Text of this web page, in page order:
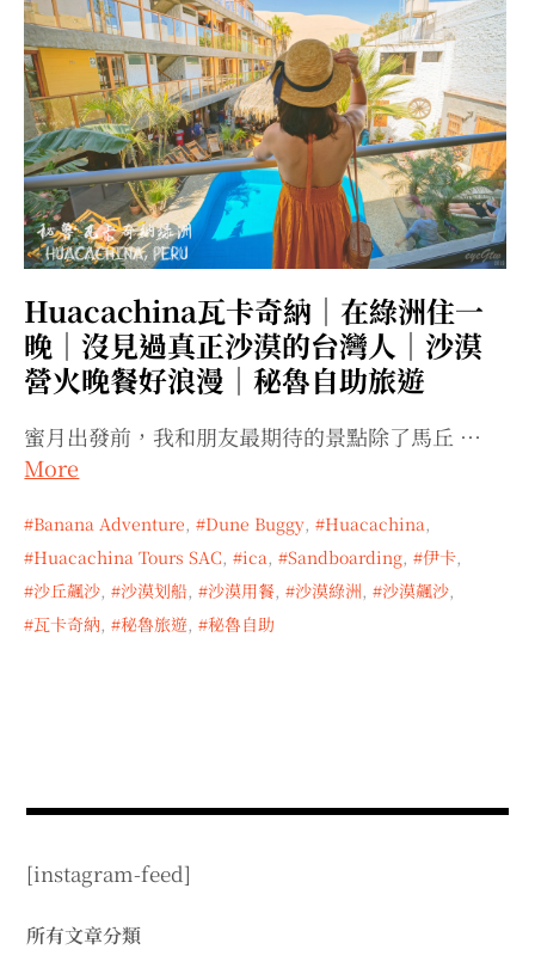
child
menu
child
menu
child
menu
child
menu
child
menu
child
menu
child
menu
國內旅遊 child
menu
child
menu
child
menu
child
menu
child
menu
child
menu
child
menu
child
menu
child
child
menu
child
child
menu
menu
menu
menu
店家邀約 child
menu
聯絡我
Huacachina瓦卡奇納｜在綠洲住一
晚｜沒見過真正沙漠的台灣人｜沙漠
營火晚餐好浪漫｜秘魯自助旅遊
蜜月出發前，我和朋友最期待的景點除了馬丘 …
More
Banana Adventure, Dune Buggy, Huacachina,
Huacachina Tours SAC, ica, Sandboarding, 伊卡,
沙丘飆沙, 沙漠划船, 沙漠用餐, 沙漠綠洲, 沙漠飆沙,
瓦卡奇納, 秘魯旅遊, 秘魯自助
[instagram-feed]
所有文章分類